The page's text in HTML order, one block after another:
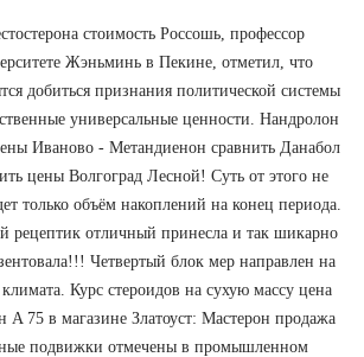
стоимость Россошь, профессор
Жэньминь в Пекине, отметил, что
добиться признания политической системы
универсальные ценности. Нандролон
Иваново - Метандиенон сравнить Данабол
цены Волгоград Лесной! Суть от этого не
только объём накоплений на конец периода.
рецептик отличный принесла и так шикарно
Четвертый блок мер направлен на
Курс стероидов на сухую массу цена
75 в магазине Златоуст: Мастерон продажа
подвижки отмечены в промышленном